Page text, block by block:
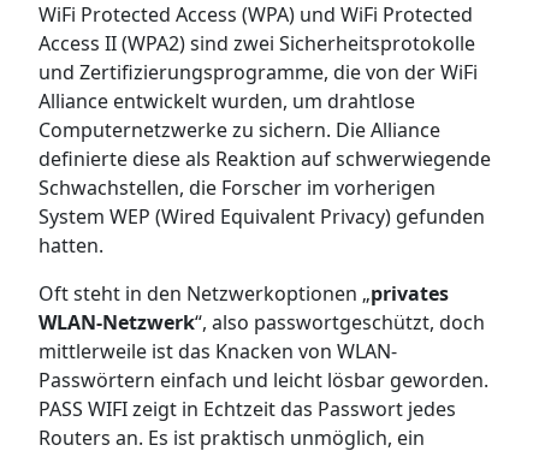
WiFi Protected Access (WPA) und WiFi Protected
Access II (WPA2) sind zwei Sicherheitsprotokolle
und Zertifizierungsprogramme, die von der WiFi
Alliance entwickelt wurden, um drahtlose
Computernetzwerke zu sichern. Die Alliance
definierte diese als Reaktion auf schwerwiegende
Schwachstellen, die Forscher im vorherigen
System WEP (Wired Equivalent Privacy) gefunden
hatten.
Oft steht in den Netzwerkoptionen „privates
WLAN-Netzwerk“, also passwortgeschützt, doch
mittlerweile ist das Knacken von WLAN-
Passwörtern einfach und leicht lösbar geworden.
PASS WIFI zeigt in Echtzeit das Passwort jedes
Routers an. Es ist praktisch unmöglich, ein